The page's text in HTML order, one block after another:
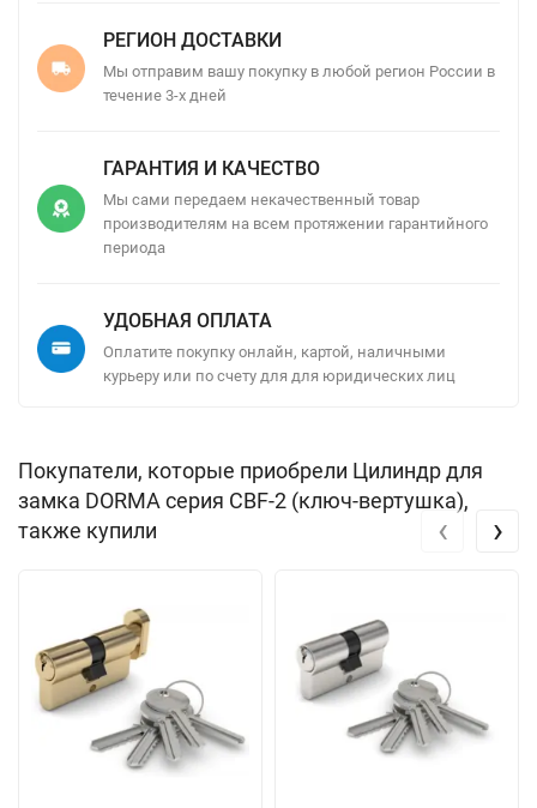
РЕГИОН ДОСТАВКИ
Мы отправим вашу покупку в любой регион России в
течение 3-х дней
ГАРАНТИЯ И КАЧЕСТВО
Мы сами передаем некачественный товар
производителям на всем протяжении гарантийного
периода
УДОБНАЯ ОПЛАТА
Оплатите покупку онлайн, картой, наличными
курьеру или по счету для для юридических лиц
Покупатели, которые приобрели Цилиндр для
замка DORMA серия CBF-2 (ключ-вертушка),
также купили
‹ ›